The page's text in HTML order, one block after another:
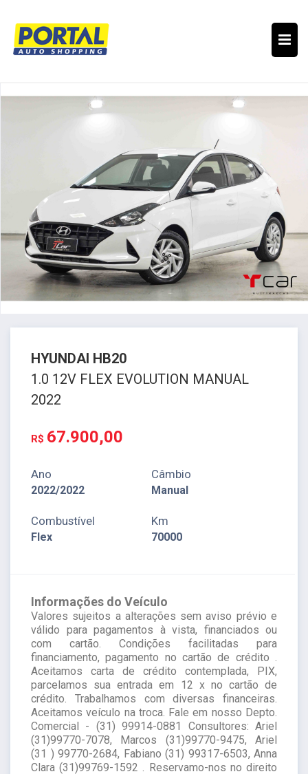
HYUNDAI HB20
1.0 12V FLEX EVOLUTION MANUAL
2022
R$ 67.900,00
Ano
2022/2022
Câmbio
Manual
Combustível
Flex
Km
70000
Informações do Veículo
Valores sujeitos a alterações sem aviso prévio e
válido para pagamentos à vista, financiados ou
com cartão. Condições facilitadas para
financiamento, pagamento no cartão de crédito .
Aceitamos carta de crédito contemplada, PIX,
parcelamos sua entrada em 12 x no cartão de
crédito. Trabalhamos com diversas financeiras.
Aceitamos veículo na troca. Fale em nosso Depto.
Comercial - (31) 99914-0881 Consultores: Ariel
(31)99770-7078, Marcos (31)99770-9475, Ariel
(31 ) 99770-2684, Fabiano (31) 99317-6503, Anna
Clara (31)99769-1592 . Reservamo-nos no direito